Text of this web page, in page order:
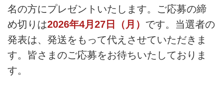
名の方にプレゼントいたします。ご応募の締
め切りは2026年4月27日（月） です。当選者の
発表は、発送をもって代えさせていただきま
す。皆さまのご応募をお待ちいたしておりま
す。